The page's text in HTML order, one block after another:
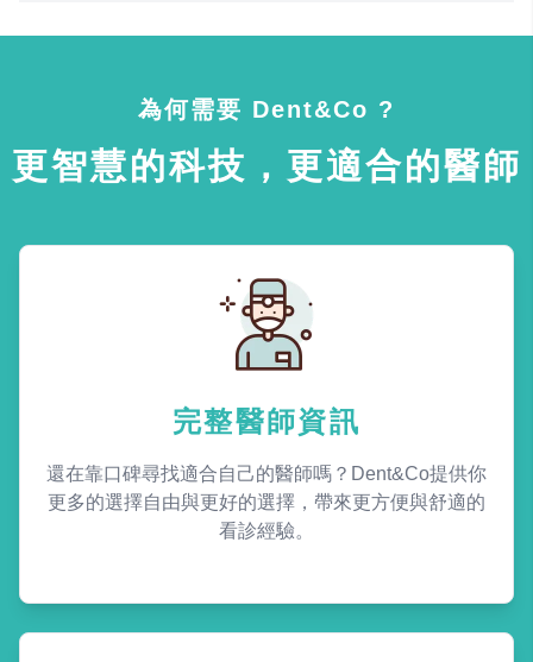
為何需要 Dent&Co ?
更智慧的科技，更適合的醫師
完整醫師資訊
還在靠口碑尋找適合自己的醫師嗎？Dent&Co提供你
更多的選擇自由與更好的選擇，帶來更方便與舒適的
看診經驗。